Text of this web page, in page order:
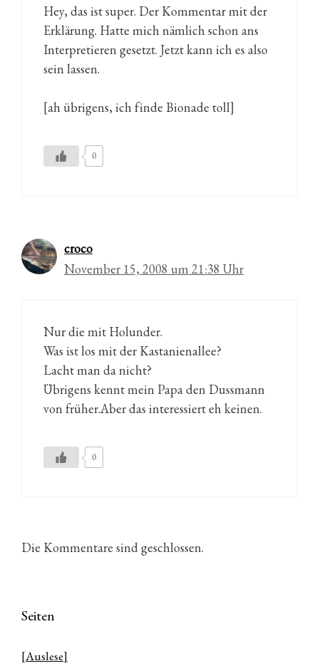
Hey, das ist super. Der Kommentar mit der
Erklärung. Hatte mich nämlich schon ans
Interpretieren gesetzt. Jetzt kann ich es also
sein lassen.
[ah übrigens, ich finde Bionade toll]
0
croco
November 15, 2008 um 21:38 Uhr
Nur die mit Holunder.
Was ist los mit der Kastanienallee?
Lacht man da nicht?
Übrigens kennt mein Papa den Dussmann
von früher.Aber das interessiert eh keinen.
0
Die Kommentare sind geschlossen.
Seiten
[Auslese]